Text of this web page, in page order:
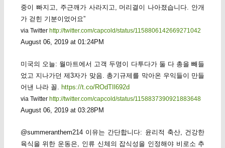
중이 빠지고, 주근깨가 사라지고, 머리결이 나아졌습니다. 안개
가 걷힌 기분이었어요”
via Twitter http://twitter.com/capcold/status/1158806142669271042
August 06, 2019 at 01:24PM
미국의 오늘: 월마트에서 고객 두명이 다투다가 둘 다 총을 빼들
었고 지나가던 제3자가 맞음. 총기규제를 막아온 우익들이 만들
어낸 나라 꼴.
https://t.co/ROdTIl692d
via Twitter http://twitter.com/capcold/status/1158837390921883648
August 06, 2019 at 03:28PM
@summeranthem214 이유는 간단합니다: 윤리적 축산, 건강한
육식을 위한 운동은, 인류 신체의 잡식성을 인정해야 비로소 추